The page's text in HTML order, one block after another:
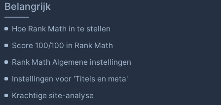
Belangrijk
Hoe Rank Math in te stellen
Score 100/100 in Rank Math
Rank Math Algemene instellingen
Instellingen voor 'Titels en meta'
Krachtige site-analyse